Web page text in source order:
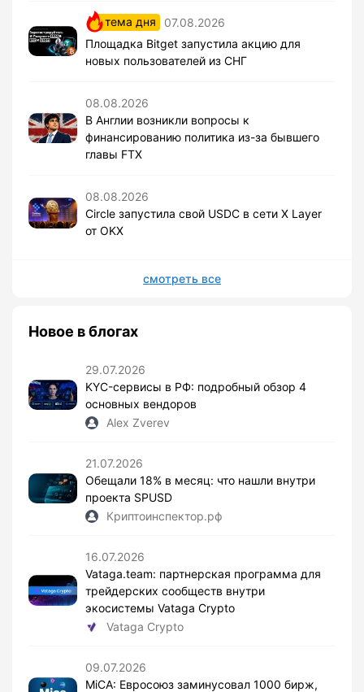
тема дня
07.08.2026
Площадка Bitget запустила акцию для
новых пользователей из СНГ
08.08.2026
В Англии возникли вопросы к
финансированию политика из-за бывшего
главы FTX
08.08.2026
Circle запустила свой USDC в сети X Layer
от OKX
смотреть все
Новое в блогах
29.07.2026
KYC-сервисы в РФ: подробный обзор 4
основных вендоров
Alex Zverev
21.07.2026
Обещали 18% в месяц: что нашли внутри
проекта SPUSD
Криптоинспектор.рф
16.07.2026
Vataga.team: партнерская программа для
трейдерских сообществ внутри
экосистемы Vataga Crypto
Vataga Crypto
09.07.2026
MiCA: Евросоюз заминусовал 1000 бирж,